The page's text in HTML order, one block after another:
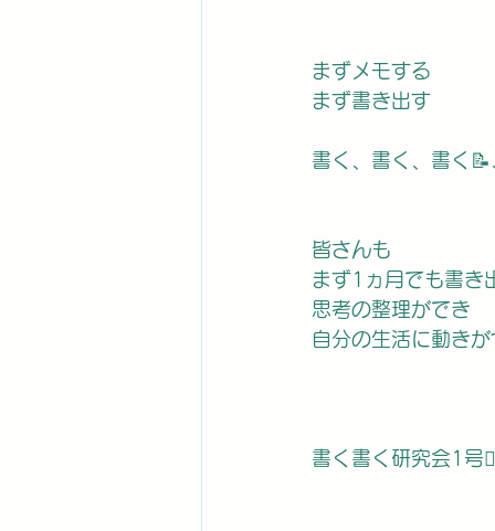
まずメモする
まず書き出す
書く、書く、書く
皆さんも
まず1ヵ月でも書き
思考の整理ができ
自分の生活に動き
書く書く研究会1号